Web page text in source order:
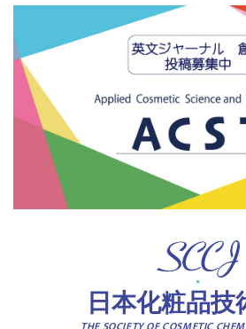
日本化粧品技
THE SOCIETY OF COSMETIC